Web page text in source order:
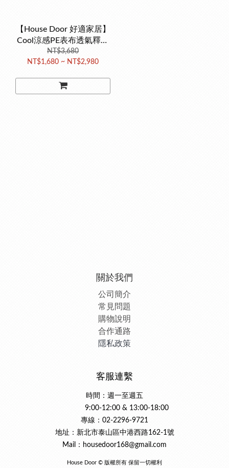
【House Door 好適家居】
Cool涼感PE表布透氣釋壓
工學曲線枕
NT$3,680
NT$1,680 ~ NT$2,980
關於我們
公司簡介
常見問題
購物說明
合作通路
隱私政策
客服連繫
時間：週一至週五
9:00-12:00 & 13:00-18:00
專線：02-2296-9721
地址：新北市泰山區中港西路162-1號
Mail：housedoor168@gmail.com
House Door © 版權所有 保留一切權利